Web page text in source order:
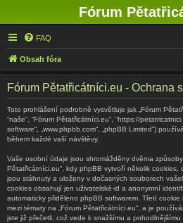
Fórum
FAQ
Obsah fóra
Fórum Pětatřicátníci.eu - Ochrana
Toto prohlášení podrobně vysvětluje jak „Fórum
“naše”, “Fórum Pětatřicátníci.eu”, “https://
software“, „www.phpbb.com“, „phpBB Limited“)
během každé vaší návštěvy.
Vaše osobní údaje jsou shromážděny dvěma
Pětatřicátníci.eu“, kdy phpBB vytvoří několik cookies,
jsou stáhnuty a uloženy v dočasných souborech
cookies obsahují jen uživatelské-id a anonymní
automaticky přiděleno phpBB softwarem. Třetí
mezi tématy na „Fórum Pětatřicátníci.eu“, a je
jste již přečetli, což vede k snažšímu a pohodlnějšímu